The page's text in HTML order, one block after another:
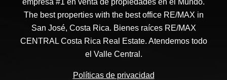
The best properties with the best office RE/MAX in
San José, Costa Rica. Bienes raíces RE/MAX
CENTRAL Costa Rica Real Estate. Atendemos todo
el Valle Central.
Políticas de privacidad